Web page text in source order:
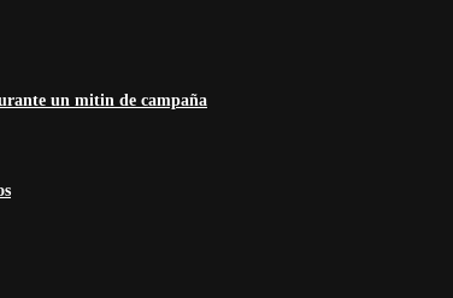
un mitin de campaña